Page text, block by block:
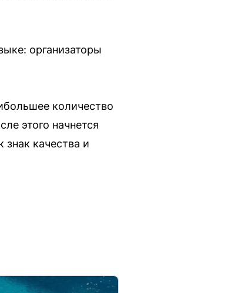
организаторы
количество
этого начнется
знак качества и